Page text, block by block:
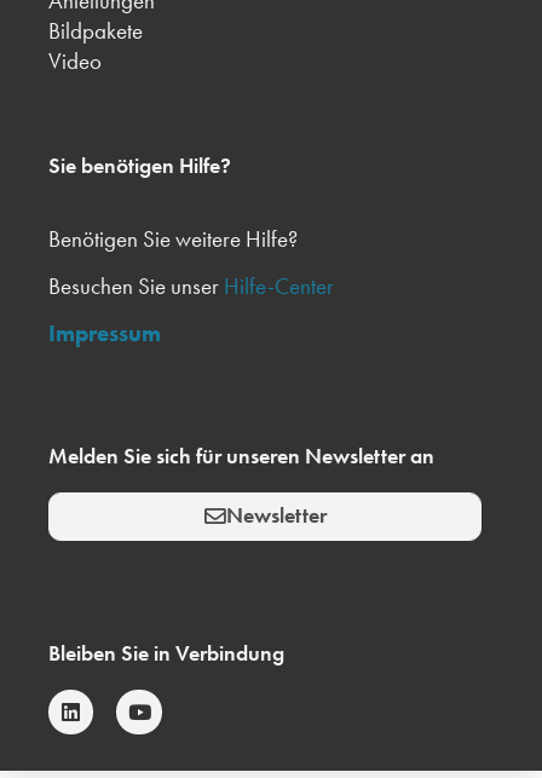
Bildpakete
Video
Sie benötigen Hilfe?
Benötigen Sie weitere Hilfe?
Besuchen Sie unser Hilfe-Center
Impressum
Melden Sie sich für unseren Newsletter an
Newsletter
Bleiben Sie in Verbindung